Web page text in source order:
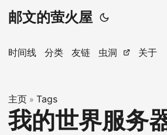
邮文的萤火屋
时间线 分类 友链 虫洞 关于
主页 » Tags
我的世界服务